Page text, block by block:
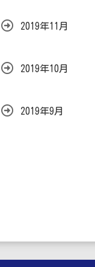
2019年11月
2019年10月
2019年9月